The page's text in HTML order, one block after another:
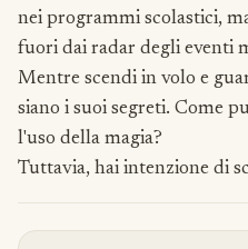
nei programmi scolastici,
fuori dai radar degli eventi
Mentre scendi in volo e
siano i suoi segreti. Come
l'uso della magia?
Tuttavia, hai intenzione di